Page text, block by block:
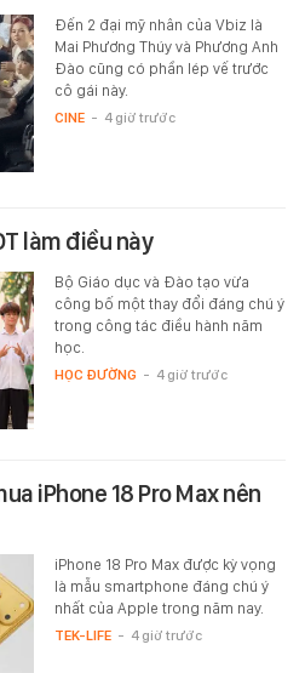
Đến 2 đại mỹ nhân của Vbiz là
Mai Phương Thúy và Phương Anh
Đào cũng có phần lép vế trước
cô gái này.
CINE - 4 giờ trước
làm điều này
Bộ Giáo dục và Đào tạo vừa
công bố một thay đổi đáng chú ý
trong công tác điều hành năm
học.
HỌC ĐƯỜNG - 4 giờ trước
iPhone 18 Pro Max nên
iPhone 18 Pro Max được kỳ vọng
là mẫu smartphone đáng chú ý
nhất của Apple trong năm nay.
TEK-LIFE - 4 giờ trước